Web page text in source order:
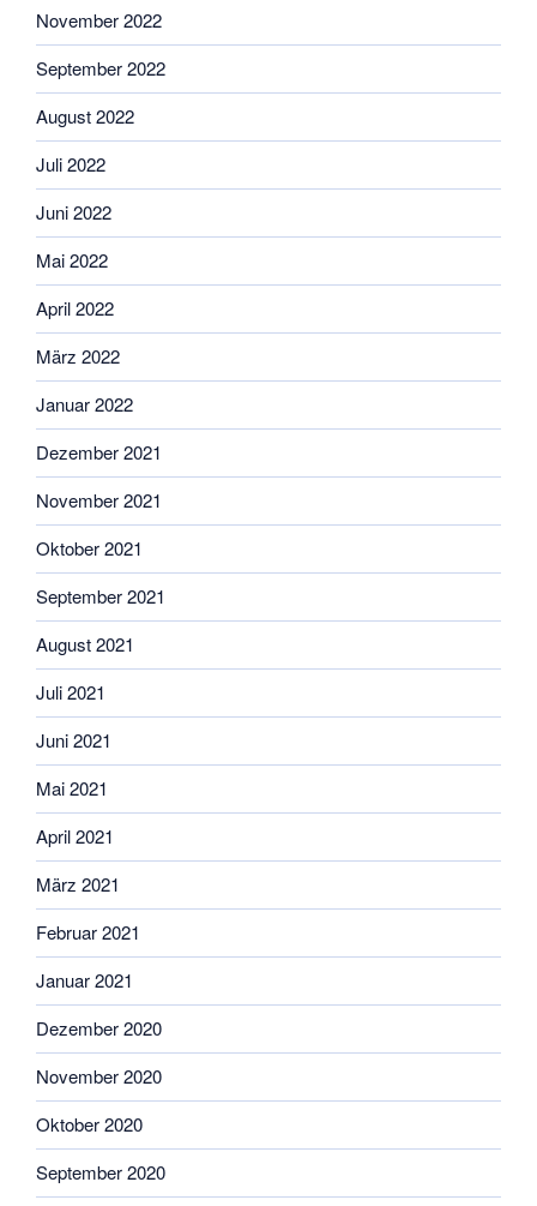
November 2022
September 2022
August 2022
Juli 2022
Juni 2022
Mai 2022
April 2022
März 2022
Januar 2022
Dezember 2021
November 2021
Oktober 2021
September 2021
August 2021
Juli 2021
Juni 2021
Mai 2021
April 2021
März 2021
Februar 2021
Januar 2021
Dezember 2020
November 2020
Oktober 2020
September 2020